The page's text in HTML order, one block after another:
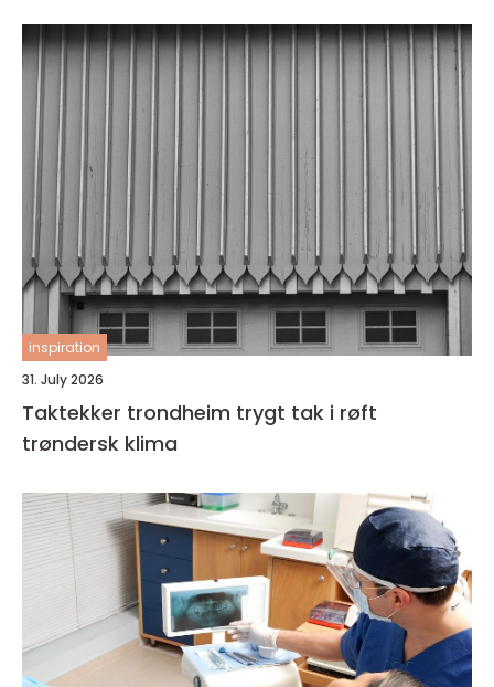
inspiration
31. July 2026
Taktekker trondheim trygt tak i røft
trøndersk klima